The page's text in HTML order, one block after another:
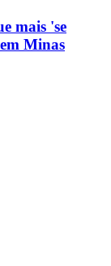
mais 'se
Minas